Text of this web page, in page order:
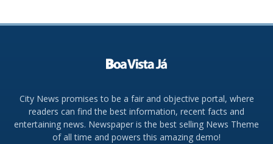
City News promises to be a fair and objective portal, where
readers can find the best information, recent facts and
entertaining news. Newspaper is the best selling News Theme
of all time and powers this amazing demo!